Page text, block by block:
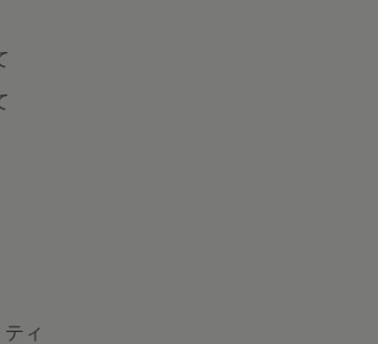
ィ